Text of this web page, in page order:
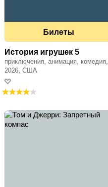
История игрушек 5
приключения, анимация, комедия,
фэнтези, семейный, драма
2026, США
Билеты